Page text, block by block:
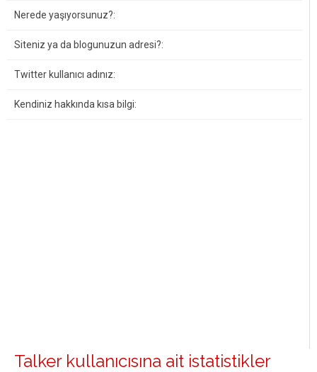
Nerede yaşıyorsunuz?:
Siteniz ya da blogunuzun adresi?:
Twitter kullanıcı adınız:
Kendiniz hakkında kısa bilgi:
Talker kullanıcısına ait istatistikler